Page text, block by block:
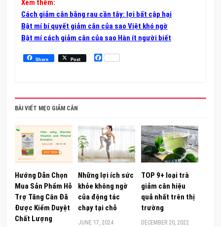
Xem thêm:
Cách giảm cân bằng rau cần tây: lợi bất cập hại
Bật mí bí quyết giảm cân của sao Việt khó ngờ
Bật mí cách giảm cân của sao Hàn ít người biết
Share Post Facebook
BÀI VIẾT MẸO GIẢM CÂN
Hướng Dẫn Chọn
Mua Sản Phẩm Hỗ
Trợ Tăng Cân Đã
Được Kiểm Duyệt
Chất Lượng
Những lợi ích sức
khỏe không ngờ
của động tác
chạy tại chỗ
JUNE 17, 2024
TOP 9+ loại trà
giảm cân hiệu
quả nhất trên thị
trường
DECEMBER 20, 2022